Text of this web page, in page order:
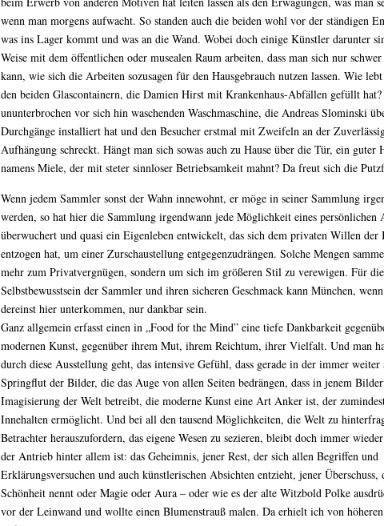
wenn man morgens aufwacht. So standen auch die beiden wohl vor der ständigen
was ins Lager kommt und was an die Wand. Wobei doch einige Künstler darunter
Weise mit dem öffentlichen oder musealen Raum arbeiten, dass man sich nur
kann, wie sich die Arbeiten sozusagen für den Hausgebrauch nutzen lassen. Wie
den beiden Glascontainern, die Damien Hirst mit Krankenhaus-Abfällen gefüllt
ununterbrochen vor sich hin waschenden Waschmaschine, die Andreas Slominski
Durchgänge installiert hat und den Besucher erstmal mit Zweifeln an der
Aufhängung schreckt. Hängt man sich sowas auch zu Hause über die Tür, ein guter
namens Miele, der mit steter sinnloser Betriebsamkeit mahnt? Da freut sich die
Wenn jedem Sammler sonst der Wahn innewohnt, er möge in seiner Sammlung
werden, so hat hier die Sammlung irgendwann jede Möglichkeit eines persönlichen
überwuchert und quasi ein Eigenleben entwickelt, das sich dem privaten Willen der
entzogen hat, um einer Zurschaustellung entgegenzudrängen. Solche Mengen
mehr zum Privatvergnügen, sondern um sich im größeren Stil zu verewigen. Für
Selbstbewusstsein der Sammler und ihren sicheren Geschmack kann München,
dereinst hier unterkommen, nur dankbar sein.
Ganz allgemein erfasst einen in „Food for the Mind” eine tiefe Dankbarkeit
modernen Kunst, gegenüber ihrem Mut, ihrem Reichtum, ihrer Vielfalt. Und man
durch diese Ausstellung geht, das intensive Gefühl, dass gerade in der immer weiter
Springflut der Bilder, die das Auge von allen Seiten bedrängen, dass in jenem
Imagisierung der Welt betreibt, die moderne Kunst eine Art Anker ist, der
Innehalten ermöglicht. Und bei all den tausend Möglichkeiten, die Welt zu
Betrachter herauszufordern, das eigene Wesen zu sezieren, bleibt doch immer
der Antrieb hinter allem ist: das Geheimnis, jener Rest, der sich allen Begriffen und
Erklärungsversuchen und auch künstlerischen Absichten entzieht, jener Überschuss,
Schönheit nennt oder Magie oder Aura – oder wie es der alte Witzbold Polke
vor der Leinwand und wollte einen Blumenstrauß malen. Da erhielt ich von höheren